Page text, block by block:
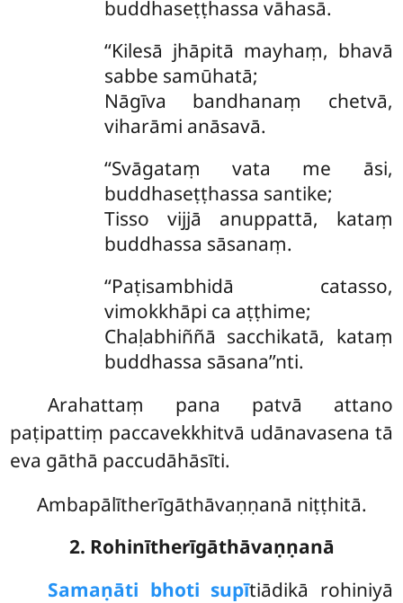
buddhaseṭṭhassa vāhasā.
‘‘Kilesā jhāpitā mayhaṃ, bhavā
sabbe samūhatā;
Nāgīva bandhanaṃ chetvā,
viharāmi anāsavā.
‘‘Svāgataṃvata me āsi,
buddhaseṭṭhassa santike;
Tisso vijjā anuppattā, kataṃ
buddhassa sāsanaṃ.
‘‘Paṭisambhidā catasso,
vimokkhāpi ca aṭṭhime;
Chaḷabhiññā sacchikatā, kataṃ
buddhassa sāsana’’nti.
Arahattaṃ pana patvā attano
paṭipattiṃ paccavekkhitvā udānavasena tā
eva gāthā paccudāhāsīti.
Ambapālītherīgāthāvaṇṇanā niṭṭhitā.
2. Rohinītherīgāthāvaṇṇanā
Samaṇāti bhoti supītiādikā rohiniyā